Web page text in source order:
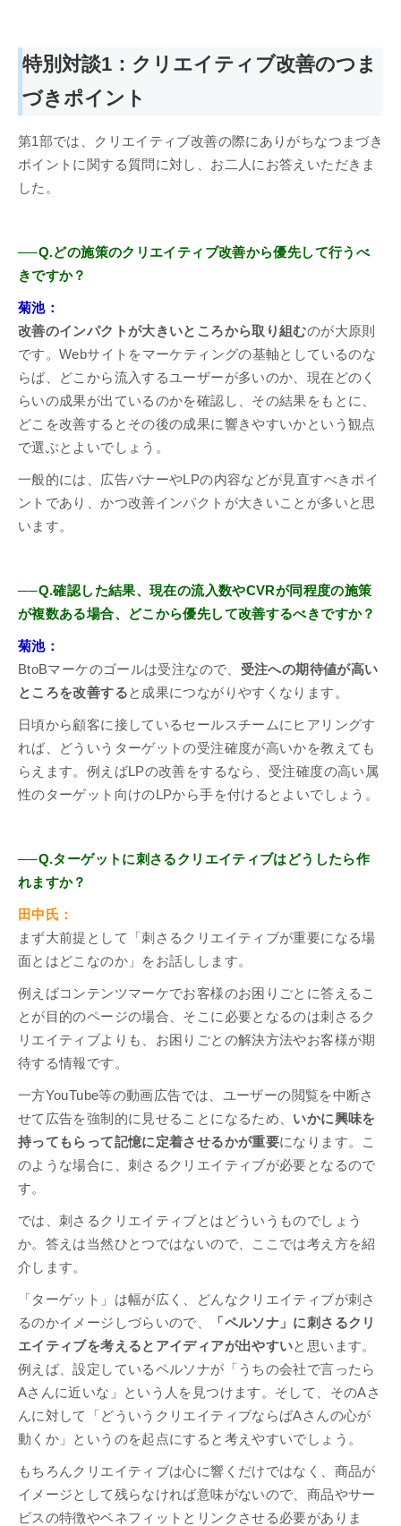
特別対談1：クリエイティブ改善のつま
づきポイント
第1部では、クリエイティブ改善の際にありがちなつまづき
ポイントに関する質問に対し、お二人にお答えいただきま
した。
──Q.どの施策のクリエイティブ改善から優先して行うべ
きですか？
菊池：
改善のインパクトが大きいところから取り組むのが大原則
です。Webサイトをマーケティングの基軸としているのな
らば、どこから流入するユーザーが多いのか、現在どのく
らいの成果が出ているのかを確認し、その結果をもとに、
どこを改善するとその後の成果に響きやすいかという観点
で選ぶとよいでしょう。
一般的には、広告バナーやLPの内容などが見直すべきポイ
ントであり、かつ改善インパクトが大きいことが多いと思
います。
──Q.確認した結果、現在の流入数やCVRが同程度の施策
が複数ある場合、どこから優先して改善するべきですか？
菊池：
BtoBマーケのゴールは受注なので、 受注への期待値が高い
ところを改善すると成果につながりやすくなります。
日頃から顧客に接しているセールスチームにヒアリングす
れば、どういうターゲットの受注確度が高いかを教えても
らえます。例えばLPの改善をするなら、受注確度の高い属
性のターゲット向けのLPから手を付けるとよいでしょう。
──Q.ターゲットに刺さるクリエイティブはどうしたら作
れますか？
田中氏：
まず大前提として「刺さるクリエイティブが重要になる場
面とはどこなのか」をお話しします。
例えばコンテンツマーケでお客様のお困りごとに答えるこ
とが目的のページの場合、そこに必要となるのは刺さるク
リエイティブよりも、お困りごとの解決方法やお客様が期
待する情報です。
一方YouTube等の動画広告では、ユーザーの閲覧を中断さ
せて広告を強制的に見せることになるため、 いかに興味を
持ってもらって記憶に定着させるかが重要になります。こ
のような場合に、刺さるクリエイティブが必要となるので
す。
では、刺さるクリエイティブとはどういうものでしょう
か。答えは当然ひとつではないので、ここでは考え方を紹
介します。
「ターゲット」は幅が広く、どんなクリエイティブが刺さ
るのかイメージしづらいので、
「ペルソナ」に刺さるクリ
エイティブを考えるとアイディアが出やすいと思います。
例えば、設定しているペルソナが「うちの会社で言ったら
Aさんに近いな」という人を見つけます。そして、そのAさ
んに対して「どういうクリエイティブならばAさんの心が
動くか」というのを起点にすると考えやすいでしょう。
もちろんクリエイティブは心に響くだけではなく、商品が
イメージとして残らなければ意味がないので、商品やサー
ビスの特徴やベネフィットとリンクさせる必要がありま